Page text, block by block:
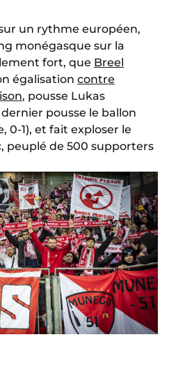
un rythme européen,
monégasque sur la
fort, que Breel
égalisation contre
, pousse Lukas
pousse le ballon
0-1), et fait exploser le
peuplé de 500 supporters